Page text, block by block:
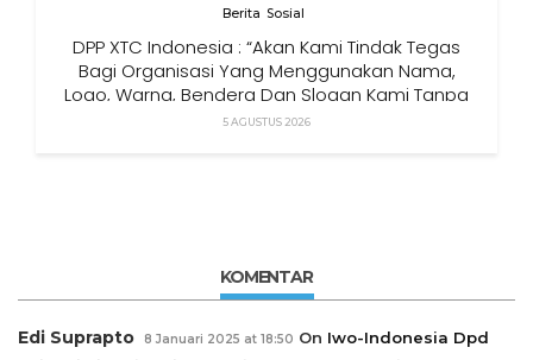
Berita Sosial
DPP XTC Indonesia : “Akan Kami Tindak Tegas
Bagi Organisasi Yang Menggunakan Nama,
Logo, Warna, Bendera Dan Slogan Kami Tanpa
Izin”
5 AGUSTUS 2026
KOMENTAR
Edi Suprapto 8 Januari 2025 at 18:50 On Iwo-Indonesia Dpd